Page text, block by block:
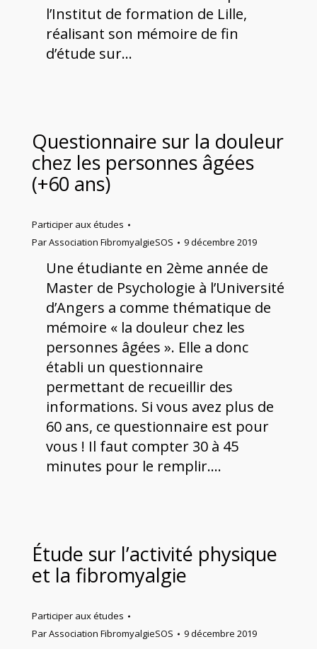
l’Institut de formation de Lille,
réalisant son mémoire de fin
d’étude sur…
Questionnaire sur la douleur
chez les personnes âgées
(+60 ans)
Participer aux études
ParAssociation FibromyalgieSOS 9 décembre 2019
Une étudiante en 2ème année de
Master de Psychologie à l’Université
d’Angers a comme thématique de
mémoire « la douleur chez les
personnes âgées ». Elle a donc
établi un questionnaire
permettant de recueillir des
informations. Si vous avez plus de
60 ans, ce questionnaire est pour
vous ! Il faut compter 30 à 45
minutes pour le remplir.…
Étude sur l’activité physique
et la fibromyalgie
Participer aux études
ParAssociation FibromyalgieSOS 9 décembre 2019